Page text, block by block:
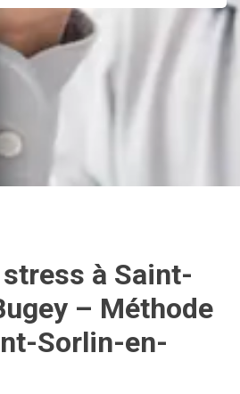
à Saint-
– Méthode
Sorlin-en-